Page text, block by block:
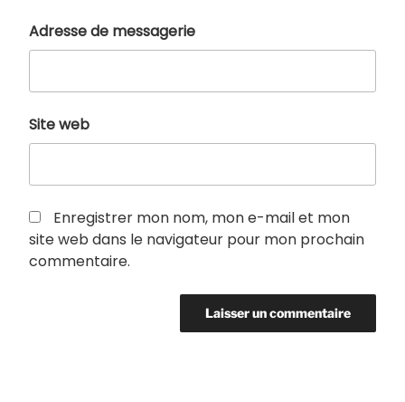
Adresse de messagerie
Site web
Enregistrer mon nom, mon e-mail et mon
site web dans le navigateur pour mon prochain
commentaire.